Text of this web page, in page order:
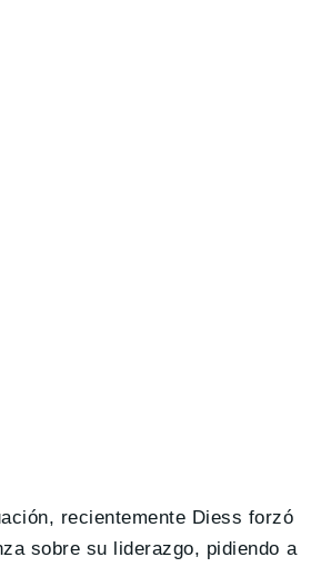
recientemente Diess forzó
sobre su liderazgo, pidiendo a